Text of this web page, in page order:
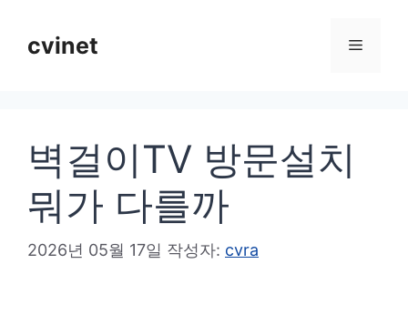
cvinet 메
벽걸이TV 방문설치
뭐가 다를까
2026년 05월 17일 작성자: cvra